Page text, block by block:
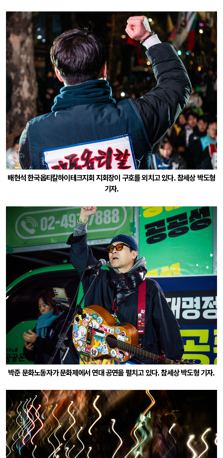
배현석 한국옵티칼하이테크지회 지회장이 구호를 외치고 있다. 참세상 박도형
기자.
박준 문화노동자가 문화제에서 연대 공연을 펼치고 있다. 참세상 박도형 기자.